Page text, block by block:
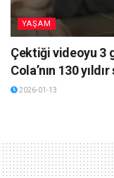
YAŞAM
Çektiği videoyu 3
Cola’nın 130
2026-01-13